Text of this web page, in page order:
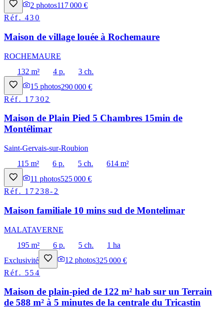
2 photos117 000 €
Réf.430
Maison de village louée à Rochemaure
ROCHEMAURE
132 m²
4 p.
3 ch.
15 photos290 000 €
Réf. 17302
Maison de Plain Pied 5 Chambres 15min de
Montélimar
Saint-Gervais-sur-Roubion
115 m²
6 p. 5 ch.
614 m²
11 photos525 000 €
Réf. 17238-2
Maison familiale 10 mins sud de Montelimar
MALATAVERNE
195 m²
6 p. 5 ch.
1 ha
Exclusivité
12 photos325 000 €
Réf. 554
Maison de plain-pied de 122 m² hab sur un Terrain
de 588 m² à 5 minutes de la centrale du Tricastin